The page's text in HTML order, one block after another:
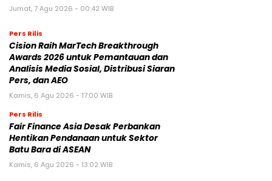
Jumat, 7 Agu 2026 - 00:42 WIB
Pers Rilis
Cision Raih MarTech Breakthrough
Awards 2026 untuk Pemantauan dan
Analisis Media Sosial, Distribusi Siaran
Pers, dan AEO
Kamis, 6 Agu 2026 - 17:00 WIB
Pers Rilis
Fair Finance Asia Desak Perbankan
Hentikan Pendanaan untuk Sektor
Batu Bara di ASEAN
Kamis, 6 Agu 2026 - 13:02 WIB